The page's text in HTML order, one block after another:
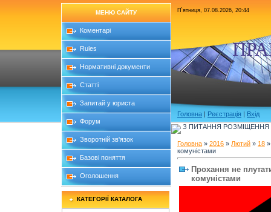
МЕНЮ САЙТУ
Коментарі
Rules
Нормативні документи
Статті
Запитай у юриста
Форум
Зворотній зв'язок
Базові поняття
Оголошення
КАТЕГОРІЇ КАТАЛОГА
П`ятниця, 07.08.2026, 20:44
Головна | Реєстрація | Вхід
З ПИТАННЯ РОЗМІЩЕННЯ
Головна » 2016 » Лютий » 18
комуністами
Прохання не
комуністами